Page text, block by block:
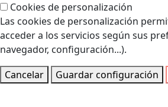
Cookies de personalización
Las cookies de personalización
acceder a los servicios según sus
navegador, configuración...).
Cancelar
Guardar configuración